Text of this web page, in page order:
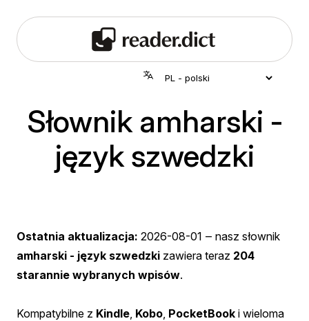
Słownik amharski -
język szwedzki
Ostatnia aktualizacja: 2026-08-01 ‒ nasz słownik
amharski - język szwedzki zawiera teraz 204
starannie wybranych wpisów.
Kompatybilne z Kindle Kobo PocketBook i wieloma